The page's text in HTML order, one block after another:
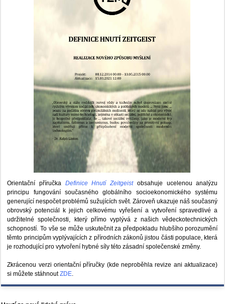
Orientační příručka Definice Hnutí Zeitgeistobsahuje ucelenou analýzu
principu fungování současného globálního socioekonomického systému
generující nespočet problémů sužujících svět. Zároveň ukazuje náš současný
obrovský potenciál k jejich celkovému vyřešení a vytvoření spravedlivé a
udržitelné společnosti, který přímo vyplývá z našich vědeckotechnických
schopností. To vše se může uskutečnit za předpokladu hlubšího porozumění
těmto principům vyplývajících z přírodních zákonů jistou části populace, která
je rozhodující pro vytvoření hybné síly této zásadní společenské změny.
Zkrácenou verzi orientační příručky (kde neproběhla revize ani aktualizace)
si můžete stáhnoutZDE.